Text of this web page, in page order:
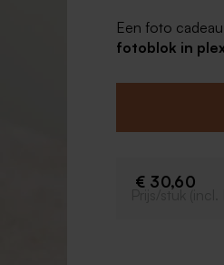
Een foto
fotoblok in
waardoor je
€ 30,60
Prijs/stuk (incl.